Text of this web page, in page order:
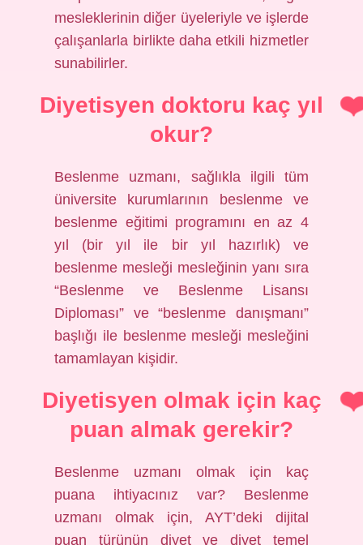
mesleklerinin diğer üyeleriyle ve işlerde
çalışanlarla birlikte daha etkili hizmetler
sunabilirler.
Diyetisyen doktoru kaç yıl
okur?
Beslenme uzmanı, sağlıkla ilgili tüm
üniversite kurumlarının beslenme ve
beslenme eğitimi programını en az 4
yıl (bir yıl ile bir yıl hazırlık) ve
beslenme mesleği mesleğinin yanı sıra
“Beslenme ve Beslenme Lisansı
Diploması” ve “beslenme danışmanı”
başlığı ile beslenme mesleği mesleğini
tamamlayan kişidir.
Diyetisyen olmak için kaç
puan almak gerekir?
Beslenme uzmanı olmak için kaç
puana ihtiyacınız var? Beslenme
uzmanı olmak için, AYT’deki dijital
puan türünün diyet ve diyet temel